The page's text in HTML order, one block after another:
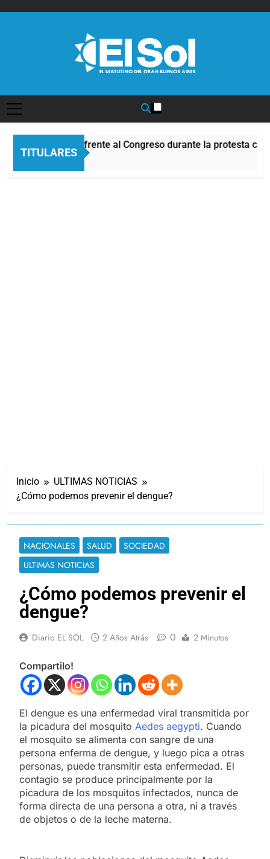
TITULARES
Incidentes frente al Congreso durante la protesta
6 Horas Atrás
Inicio
ULTIMAS NOTICIAS
¿Cómo podemos prevenir el dengue?
NACIONALES SALUD
SOCIEDAD
ULTIMAS NOTICIAS
¿Cómo podemos prevenir el
dengue?
Diario EL SOL 2 Años Atrás 0 2 Minutos
Compartilo!
El dengue es una enfermedad viral transmitida por
la picadura del mosquito Aedes aegypti. Cuando
el mosquito se alimenta con sangre de una
persona enferma de dengue, y luego pica a otras
personas, puede transmitir esta enfermedad. El
contagio se produce principalmente por la
picadura de los mosquitos infectados, nunca de
forma directa de una persona a otra, ni a través
de objetos o de la leche materna.